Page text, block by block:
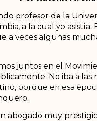
profesor de la
a la cual yo
a veces algunas
juntos en el
No iba a las
porque en esa
abogado muy